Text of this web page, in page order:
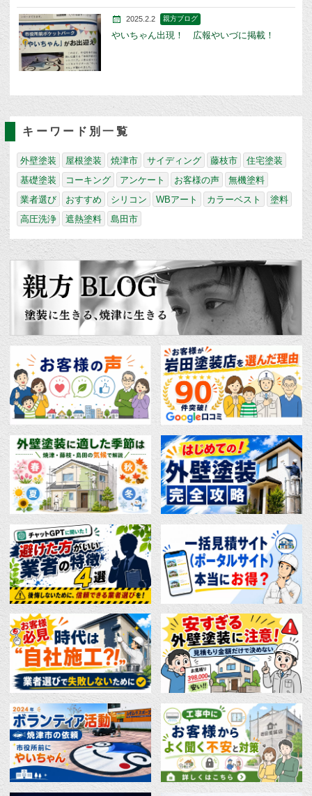
2025.2.2 親方ブログ
やいちゃん出現！ 広報やいづに掲載！
キーワード別一覧
外壁塗装 屋根塗装 焼津市 サイディング 藤枝市
住宅塗装
基礎塗装
コーキング アンケート お客様の声
無機塗料
業者選び
おすすめ シリコン WBアート カラーベスト
塗料
高圧洗浄
遮熱塗料 島田市